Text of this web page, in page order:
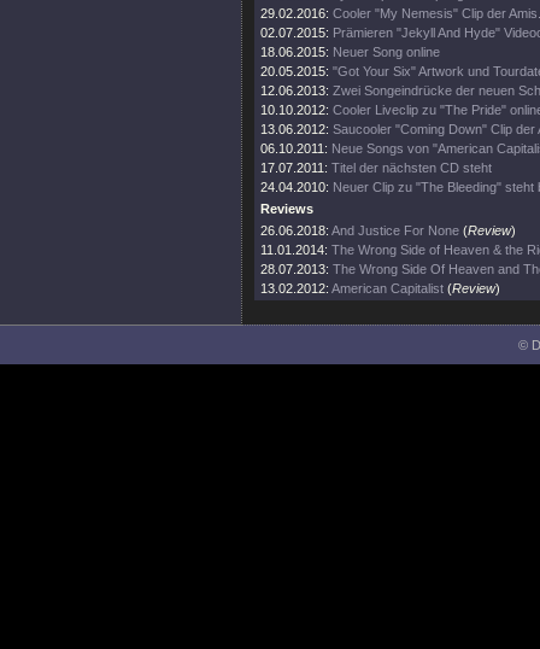
29.02.2016: Cooler "My Nemesis" Clip der Amis.
02.07.2015: Prämieren "Jekyll And Hyde"
18.06.2015: Neuer Song online
20.05.2015: "Got Your Six" Artwork und
12.06.2013: Zwei Songeindrücke der neuen
10.10.2012: Cooler Liveclip zu "The Pride"
13.06.2012: Saucooler "Coming Down" Clip der
06.10.2011: Neue Songs von "American
17.07.2011: Titel der nächsten CD steht
24.04.2010: Neuer Clip zu "The Bleeding" steht
Reviews
26.06.2018: And Justice For None (Review)
11.01.2014: The Wrong Side of Heaven & the
28.07.2013: The Wrong Side Of Heaven and
13.02.2012: American Capitalist (Review)
©